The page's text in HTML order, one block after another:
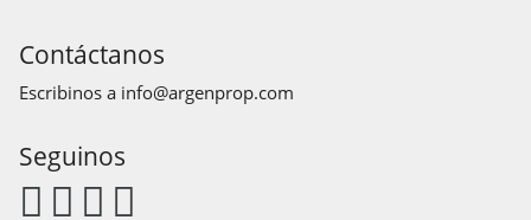
Contáctanos
Escribinos a info@argenprop.com
Seguinos